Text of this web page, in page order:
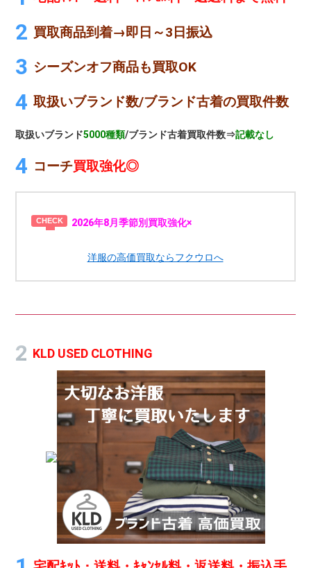
買取商品到着→即日～3日振込
シーズンオフ商品も買取OK
取扱いブランド数/ブランド古着の買取件数
取扱いブランド5000種類/ブランド古着買取件数⇒記載なし
コーチ買取強化◎
2026年8月季節別買取強化×
洋服の高価買取ならフクウロへ
KLD USED CLOTHING